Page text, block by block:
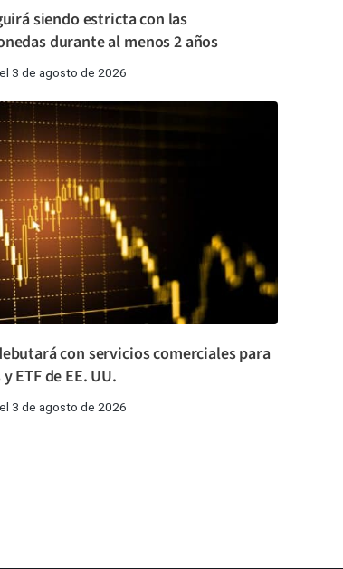
siendo estricta con las
durante al menos 2 años
3 de agosto de 2026
con servicios comerciales para
ETF de EE. UU.
3 de agosto de 2026